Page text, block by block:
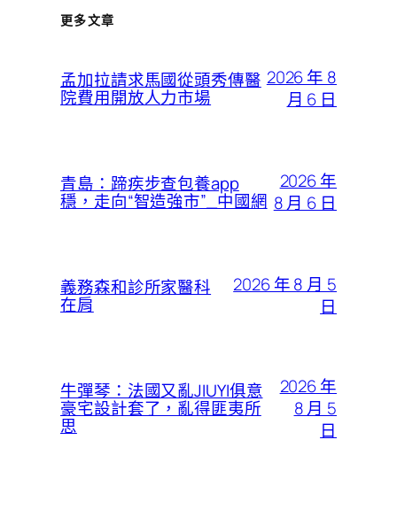
更多文章
孟加拉請求馬國從頭秀傳醫
院費用開放人力市場
2026 年 8
月 6 日
青島：蹄疾步查包養app
穩，走向“智造強市”_中國網
2026 年
8 月 6 日
義務森和診所家醫科
在肩
2026 年 8 月 5
日
牛彈琴：法國又亂JIUYI俱意
豪宅設計套了，亂得匪夷所
思
2026 年
8 月 5
日